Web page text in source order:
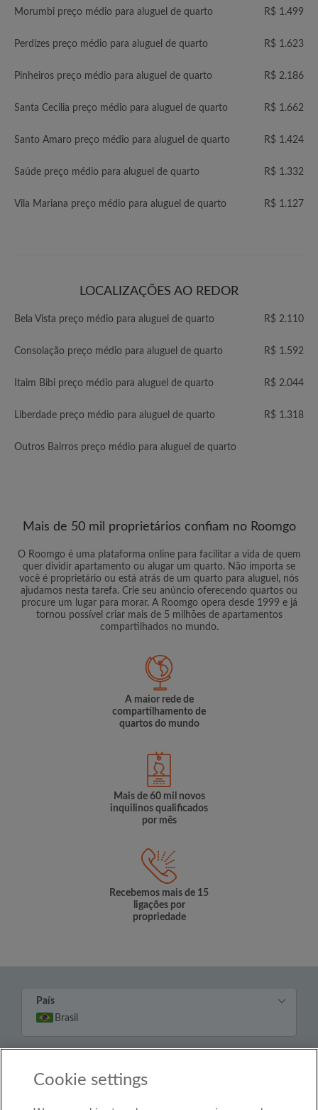
Morumbi preço médio para aluguel de quarto R$ 1.499
Perdizes preço médio para aluguel de quarto R$ 1.623
Pinheiros preço médio para aluguel de quarto R$ 2.186
Santa Cecilia preço médio para aluguel de quarto R$ 1.662
Santo Amaro preço médio para aluguel de quarto R$ 1.424
Saúde preço médio para aluguel de quarto R$ 1.332
Vila Mariana preço médio para aluguel de quarto R$ 1.127
LOCALIZAÇÕES AO REDOR
Bela Vista preço médio para aluguel de quarto R$ 2.110
Consolação preço médio para aluguel de quarto R$ 1.592
Itaim Bibi preço médio para aluguel de quarto R$ 2.044
Liberdade preço médio para aluguel de quarto R$ 1.318
Outros Bairros preço médio para aluguel de quarto
Mais de 50 mil proprietários confiam no Roomgo
O Roomgo é uma plataforma online para facilitar a vida de quem
quer dividir apartamento ou alugar um quarto. Não importa se
você é proprietário ou está atrás de um quarto para aluguel, nós
ajudamos nesta tarefa. Crie seu anúncio oferecendo quartos ou
procure um lugar para morar. A Roomgo opera desde 1999 e já
tornou possível criar mais de 5 milhões de apartamentos
compartilhados no mundo.
A maior rede de
compartilhamento de
quartos do mundo
Mais de 60 mil novos
inquilinos qualificados
por mês
Recebemos mais de 15
ligações por
propriedade
País
Brasil
Cookie settings